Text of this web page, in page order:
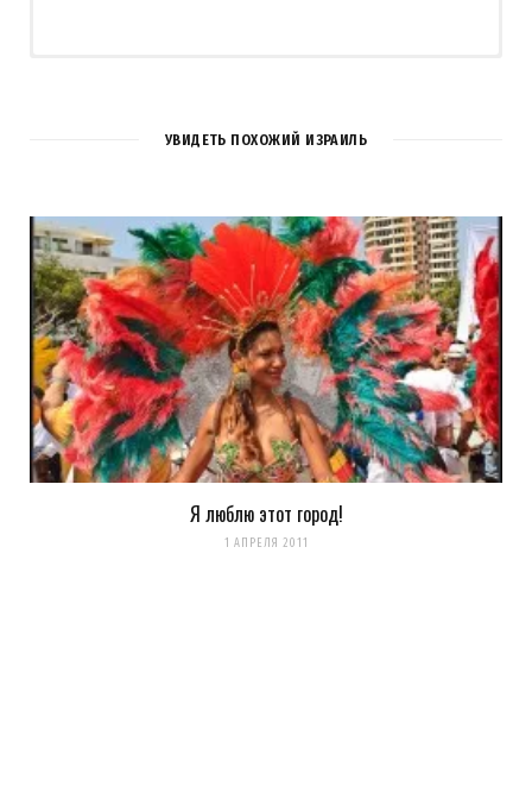
Сохранить моё имя, email и адрес сайта в этом браузере для
УВИДЕТЬ ПОХОЖИЙ ИЗРАИЛЬ
Я люблю этот город!
1 АПРЕЛЯ 2011